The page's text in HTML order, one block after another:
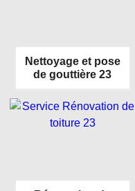
Nettoyage et pose
de gouttière 23